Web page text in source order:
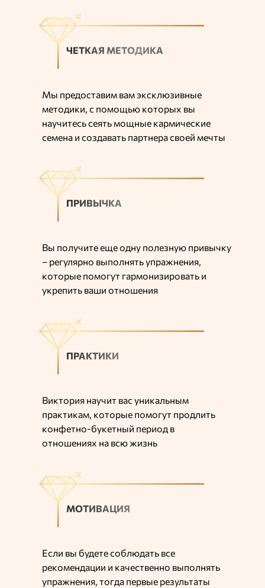
ЧЕТКАЯ МЕТОДИКА
ПРИВЫЧКА
Мы предоставим вам эксклюзивные
методики, с помощью которых вы
научитесь сеять мощные кармические
семена и создавать партнера своей мечты
Вы получите еще одну полезную привычку
– регулярно выполнять упражнения,
которые помогут гармонизировать и
укрепить ваши отношения
ПРАКТИКИ
МОТИВАЦИЯ
Виктория научит вас уникальным
практикам, которые помогут продлить
конфетно-букетный период в
отношениях на всю жизнь
Если вы будете соблюдать все
рекомендации и качественно выполнять
упражнения, тогда первые результаты